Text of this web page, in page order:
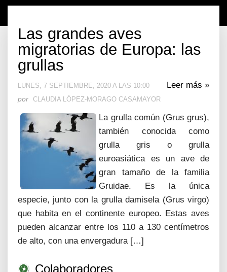
Las grandes aves
migratorias de Europa: las
grullas
Leer más »
LUNES, 7 SEPTIEMBRE, 2020 A LAS 10:00
por CLAUDIA LÓPEZ-MORAGO CASAMAYOR
La grulla común (Grus grus),
también conocida como
grulla gris o grulla
euroasiática es un ave de
gran tamaño de la familia
Gruidae. Es la única
especie, junto con la grulla damisela (Grus virgo)
que habita en el continente europeo. Estas aves
pueden alcanzar entre los 110 a 130 centímetros
de alto, con una envergadura […]
Colaboradores